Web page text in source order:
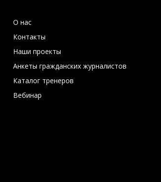
О нас
Контакты
Наши проекты
Анкеты гражданских журналистов
Каталог тренеров
Вебинар